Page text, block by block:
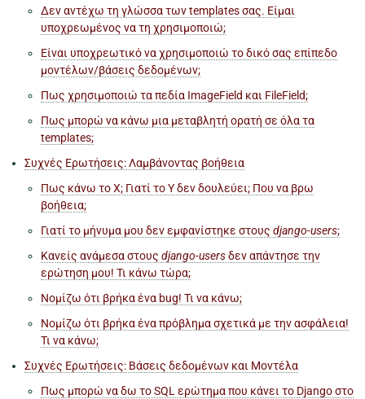
Δεν αντέχω τη γλώσσα των templates σας. Είμαι
υποχρεωμένος να τη χρησιμοποιώ;
Είναι υποχρεωτικό να χρησιμοποιώ το δικό σας επίπεδο
μοντέλων/βάσεις δεδομένων;
Πως χρησιμοποιώ τα πεδία ImageField και FileField;
Πως μπορώ να κάνω μια μεταβλητή ορατή σε όλα τα
templates;
Συχνές Ερωτήσεις: Λαμβάνοντας βοήθεια
Πως κάνω το X; Γιατί το Y δεν δουλεύει; Που να βρω
βοήθεια;
Γιατί το μήνυμα μου δεν εμφανίστηκε στους django-users;
Κανείς ανάμεσα στους django-usersδεν απάντησε την
ερώτηση μου! Τι κάνω τώρα;
Νομίζω ότι βρήκα ένα bug! Τι να κάνω;
Νομίζω ότι βρήκα ένα πρόβλημα σχετικά με την ασφάλεια!
Τι να κάνω;
Συχνές Ερωτήσεις: Βάσεις δεδομένων και Μοντέλα
Πως μπορώ να δω το SQL ερώτημα που κάνει το Django στο